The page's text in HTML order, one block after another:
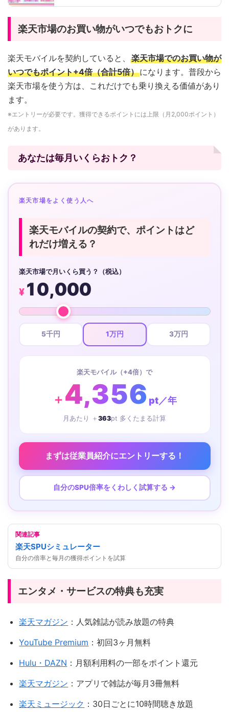
楽天市場のお買い物がいつでもおトクに
楽天モバイルを契約していると、 楽天市場でのお買い物が
いつでもポイント+4倍（合計5倍）になります。普段から
楽天市場を使う方は、これだけでも乗り換える価値があり
ます。
※エントリーが必要です。獲得できるポイントには上限（月2,000ポイント）
があります。
あなたは毎月いくらおトク？
楽天市場をよく使う人へ
楽天モバイルの契約で、ポイントはど
れだけ増える？
楽天市場で月いくら買う？（税込）
¥10,000
5千円 1万円 3万円
楽天モバイル（+4倍）で
＋ 4,356 pt／年
月あたり ＋ 363pt 多くたまる計算
まずは従業員紹介にエントリーする！
自分のSPU倍率をくわしく試算する →
関連記事
楽天SPUシミュレーター
自分の倍率と毎月の獲得ポイントを試算
エンタメ・サービスの特典も充実
楽天マガジン ：人気雑誌が読み放題の特典
YouTube Premium ：初回3ヶ月無料
Hulu・DAZN ：月額利用料の一部をポイント還元
楽天マガジン ：アプリで雑誌が毎月3冊無料
楽天ミュージック ：30日ごとに10時間聴き放題